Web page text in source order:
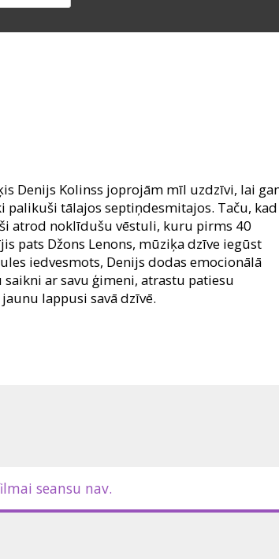
Denijs Kolinss joprojām mīl uzdzīvi, lai
palikuši tālajos septiņdesmitajos. Taču, kad
atrod noklīdušu vēstuli, kuru pirms 40
pats Džons Lenons, mūziķa dzīve iegūst
iedvesmots, Denijs dodas emocionālā
ar savu ģimeni, atrastu patiesu
lappusi savā dzīvē.
latviešu un krievu valodā.
seansu nav.